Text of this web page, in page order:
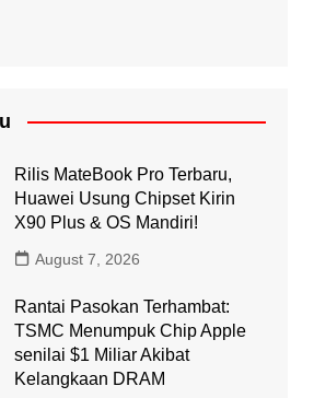
Rilis MateBook Pro Terbaru,
Huawei Usung Chipset Kirin
X90 Plus & OS Mandiri!
August 7, 2026
Rantai Pasokan Terhambat:
TSMC Menumpuk Chip Apple
senilai $1 Miliar Akibat
Kelangkaan DRAM